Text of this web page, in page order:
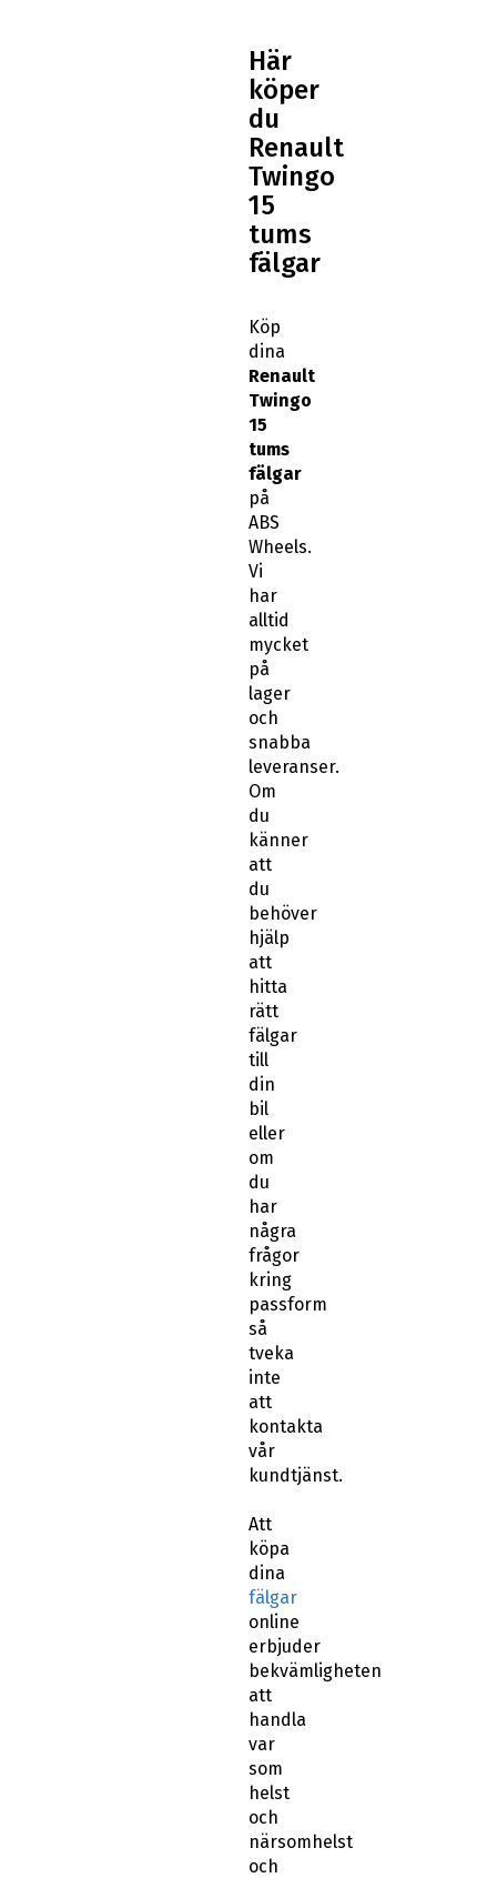
Här
köper
du
Renault
Twingo
15
tums
fälgar
Köp
dina
Renault
Twingo
15
tums
fälgar
på
ABS
Wheels.
Vi
har
alltid
mycket
på
lager
och
snabba
leveranser.
Om
du
känner
att
du
behöver
hjälp
att
hitta
rätt
fälgar
till
din
bil
eller
om
du
har
några
frågor
kring
passform
så
tveka
inte
att
kontakta
vår
kundtjänst.
Att
köpa
dina
fälgar
online
erbjuder
bekvämligheten
att
handla
var
som
helst
och
närsomhelst
och